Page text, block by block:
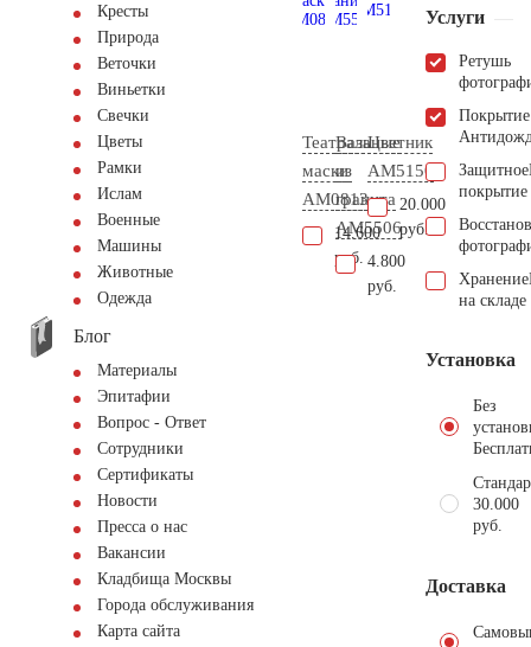
Кресты
Природа
Веточки
Виньетки
Свечки
Цветы
Рамки
Ислам
Военные
Машины
Животные
Одежда
Блог
Материалы
Эпитафии
Вопрос - Ответ
Сотрудники
Сертификаты
Новости
Пресса о нас
Вакансии
Кладбища Москвы
Города обслуживания
Карта сайта
Театральные
маски
AM0813
14.600
руб.
Ваза
из
гранита
AM5506
4.800
руб.
Цветник
AM5150
20.000
руб.
Услуги
Ретушь
Покрытие
Защитное
покрытие
Хранение
на складе
Установка
Без
30.000
руб.
Доставка